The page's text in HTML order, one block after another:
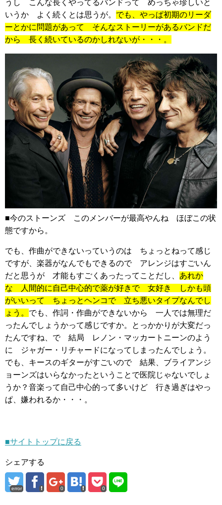
うし こんな長くやってるバンドって めっちゃ珍しいと
いうか よく続くとは思うが。 でも、やっぱ初期のリーダ
ーとかに問題があって そんなストーリーがあるバンドだ
から 長く続いているのかしれないが・・・。
■今のストーンズ このメンバーが最高やんね ほぼこの状
態ですから。
でも、作曲ができないっていうのは ちょっとねって感じ
ですが、楽器がなんでもできるので アレンジはすごいん
だと思うが 才能もすごくあったってことだし、 あれか
な 人間的に自己中心的で薬が好きで 女好き しかも頭
がいいって ちょっとヘンコで 立ち悪いタイプなんでし
ょう。 でも、作詞・作曲ができないから 一人では無理だ
ったんでしょうかって感じですか。とっかかりが大変だっ
たんですね、で 結局 レノン・マッカートニーンのよう
に ジャガー・リチャードになってしまったんでしょう。
でも、キースのギターがすごいので 結果、ブライアンジ
ョーンズはいらなかったということで医院じゃないでしょ
うか？音楽って自己中心的って多いけど 行き過ぎはやっ
ぱ、嫌われるか・・・。
■サイトトップに戻る
シェアする
error 0 0